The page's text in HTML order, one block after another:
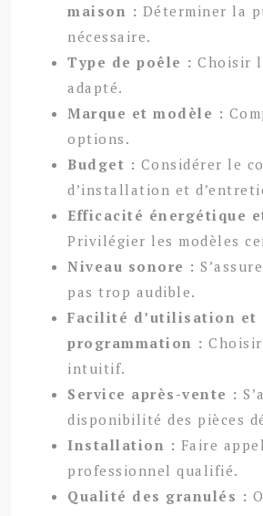
maison : Déterminer la
nécessaire.
Type de poêle : Choisir
adapté.
Marque et modèle :
options.
Budget : Considérer le
d’installation et
Efficacité énergétique
Privilégier les modèles
Niveau sonore :
pas trop audible.
Facilité d’utilisation et
programmation :
intuitif.
Service après-vente :
disponibilité des pièces
Installation : Faire
professionnel qualifié.
Qualité des granulés :